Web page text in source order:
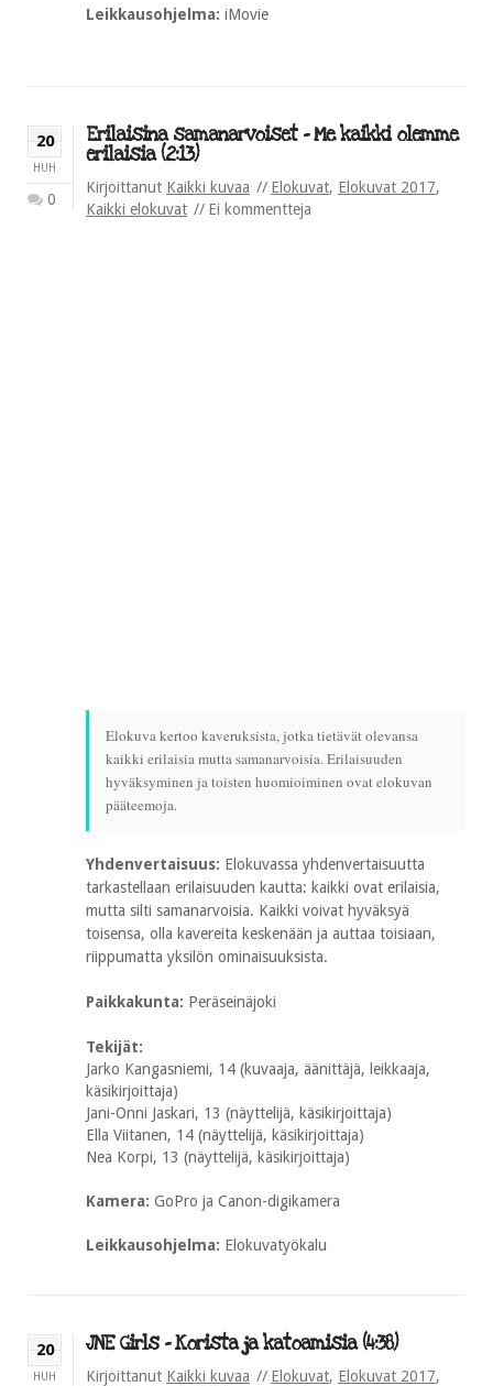
Leikkausohjelma: iMovie
20
HUH
0
Erilaisina samanarvoiset – Me kaikki olemme
erilaisia (2:13)
Kirjoittanut Kaikki kuvaa Elokuvat, Elokuvat 2017,
Kaikki elokuvat
Ei kommentteja
Elokuva kertoo kaveruksista, jotka tietävät olevansa
kaikki erilaisia mutta samanarvoisia. Erilaisuuden
hyväksyminen ja toisten huomioiminen ovat elokuvan
pääteemoja.
Yhdenvertaisuus: Elokuvassa yhdenvertaisuutta
tarkastellaan erilaisuuden kautta: kaikki ovat erilaisia,
mutta silti samanarvoisia. Kaikki voivat hyväksyä
toisensa, olla kavereita keskenään ja auttaa toisiaan,
riippumatta yksilön ominaisuuksista.
Paikkakunta: Peräseinäjoki
Tekijät:
Jarko Kangasniemi, 14 (kuvaaja, äänittäjä, leikkaaja,
käsikirjoittaja)
Jani-Onni Jaskari, 13 (näyttelijä, käsikirjoittaja)
Ella Viitanen, 14 (näyttelijä, käsikirjoittaja)
Nea Korpi, 13 (näyttelijä, käsikirjoittaja)
Kamera: GoPro ja Canon-digikamera
Leikkausohjelma: Elokuvatyökalu
20
HUH
JNE Girls – Korista ja katoamisia (4:38)
Kirjoittanut Kaikki kuvaa Elokuvat, Elokuvat 2017,